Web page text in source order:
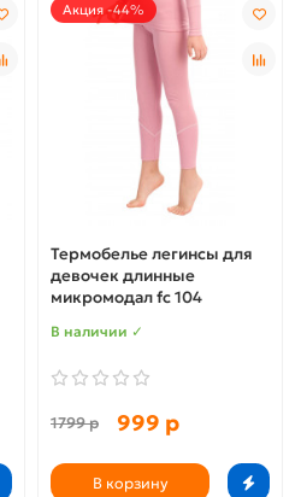
Акция -44%
Термобелье легинсы для
девочек длинные
микромодал fc 104
В наличии ✓
1799 р 999 р
В корзину